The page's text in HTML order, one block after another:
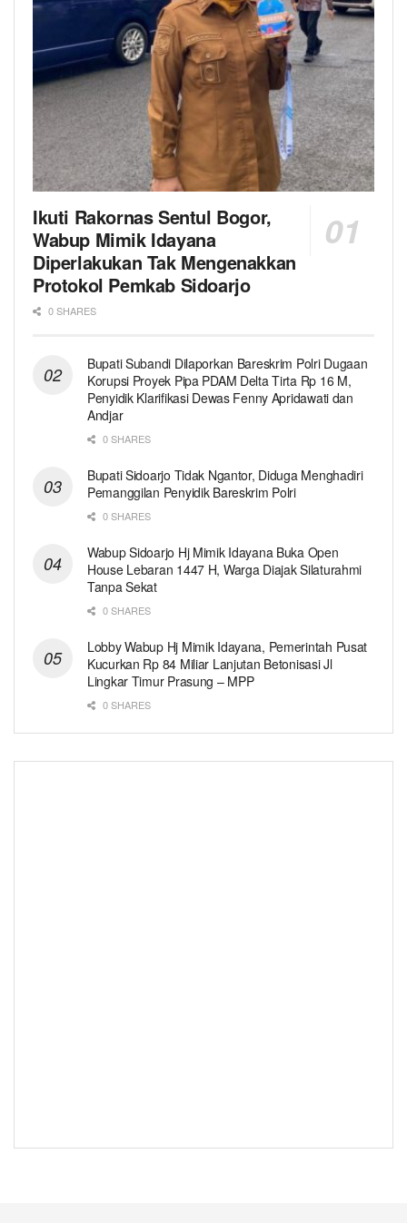
Ikuti Rakornas Sentul Bogor,
Wabup Mimik Idayana
Diperlakukan Tak Mengenakkan
Protokol Pemkab Sidoarjo
0 SHARES
Bupati Subandi Dilaporkan Bareskrim Polri Dugaan
Korupsi Proyek Pipa PDAM Delta Tirta Rp 16 M,
Penyidik Klarifikasi Dewas Fenny Apridawati dan
Andjar
0 SHARES
Bupati Sidoarjo Tidak Ngantor, Diduga Menghadiri
Pemanggilan Penyidik Bareskrim Polri
0 SHARES
Wabup Sidoarjo Hj Mimik Idayana Buka Open
House Lebaran 1447 H, Warga Diajak Silaturahmi
Tanpa Sekat
0 SHARES
Lobby Wabup Hj Mimik Idayana, Pemerintah Pusat
Kucurkan Rp 84 Miliar Lanjutan Betonisasi Jl
Lingkar Timur Prasung – MPP
0 SHARES